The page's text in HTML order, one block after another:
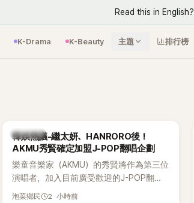
Read this in English?
K-Drama K-Beauty 主題 排行榜
熱議討論
韓娛熱議-繼太妍、HANRORO後！
AKMU秀賢確定加盟J-POP翻唱企劃
樂童音樂家（AKMU）的秀賢將作為第三位
演唱者，加入目前廣受歡迎的J-POP翻唱
企劃。繼太妍和Hanroro之後，秀賢已獲
泡菜鄉民 2 小時前